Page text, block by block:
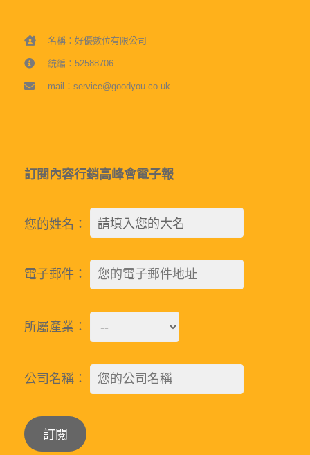
名稱：好優數位有限公司
統編：52588706
mail：service@goodyou.co.uk
訂閱內容行銷高峰會電子報
您的姓名：
電子郵件：
所屬產業：
公司名稱：